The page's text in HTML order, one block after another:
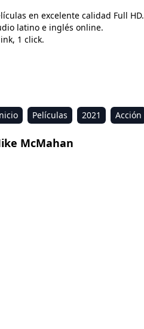
en excelente calidad Full HD.
latino e inglés online.
1 click.
Películas 2021 Acción
Kids
McMahan